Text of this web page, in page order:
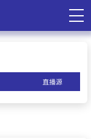
直播源